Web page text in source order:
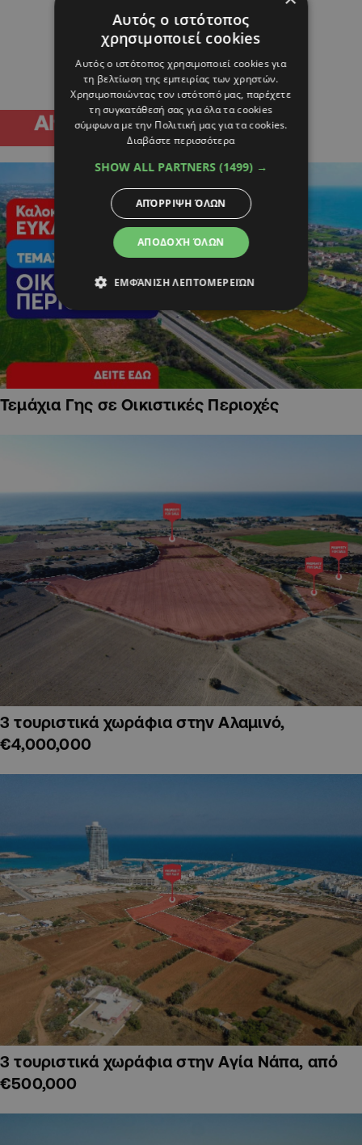
Τεμάχια Γης σε Οικιστικές Περιοχές
3 τουριστικά χωράφια στην Αλαμινό,
€4,000,000
3 τουριστικά χωράφια στην Αγία Νάπα, από
€500,000
Αυτός ο ιστότοπος
χρησιμοποιεί cookies
Αυτός ο ιστότοπος χρησιμοποιεί cookies για
τη βελτίωση της εμπειρίας των χρηστών.
Χρησιμοποιώντας τον ιστότοπό μας, παρέχετε
τη συγκατάθεσή σας για όλα τα cookies
σύμφωνα με την Πολιτική μας για τα cookies.
Διαβάστε περισσότερα
SHOW ALL PARTNERS (1499) →
ΑΠΟΔΟΧΉ ΌΛΩΝ
ΑΠΌΡΡΙΨΗ ΌΛΩΝ
ΕΜΦΆΝΙΣΗ ΛΕΠΤΟΜΕΡΕΙΏΝ